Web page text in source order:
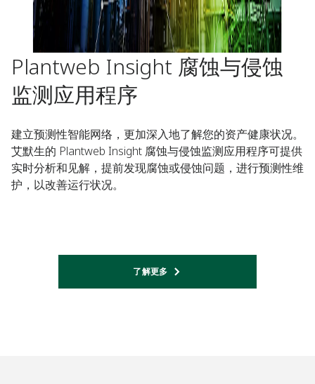
Plantweb Insight 腐蚀与侵蚀
监测应用程序
建立预测性智能网络，更加深入地了解您的资产健康状况。
艾默生的 Plantweb Insight 腐蚀与侵蚀监测应用程序可提供
实时分析和见解，提前发现腐蚀或侵蚀问题，进行预测性维
护，以改善运行状况。
了解更多​